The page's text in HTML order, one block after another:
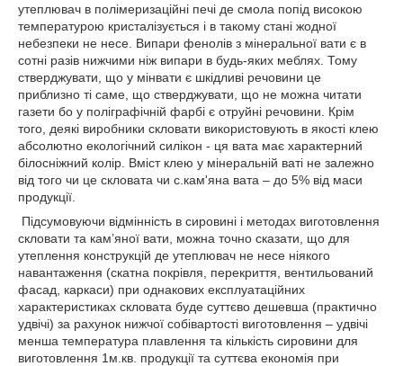
утеплювач в полімеризаційні печі де смола попід високою
температурою кристалізується і в такому стані жодної
небезпеки не несе. Випари фенолів з мінеральної вати є в
сотні разів нижчими ніж випари в будь-яких меблях. Тому
стверджувати, що у мінвати є шкідливі речовини це
приблизно ті саме, що стверджувати, що не можна читати
газети бо у поліграфічній фарбі є отруйні речовини. Крім
того, деякі виробники скловати використовують в якості клею
абсолютно екологічний силікон - ця вата має характерний
білосніжний колір. Вміст клею у мінеральній ваті не залежно
від того чи це скловата чи с.кам'яна вата – до 5% від маси
продукції.
Підсумовуючи відмінність в сировині і методах виготовлення
скловати та кам’яної вати, можна точно сказати, що для
утеплення конструкцій де утеплювач не несе ніякого
навантаження (скатна покрівля, перекриття, вентильований
фасад, каркаси) при однакових експлуатаційних
характеристиках скловата буде суттєво дешевша (практично
удвічі) за рахунок нижчої собівартості виготовлення – удвічі
менша температура плавлення та кількість сировини для
виготовлення 1м.кв. продукції та суттєва економія при